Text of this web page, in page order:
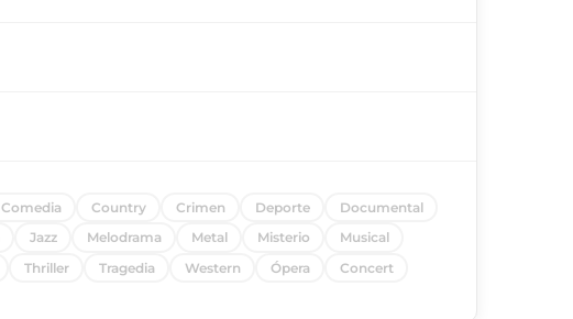
Comedia Country Crimen Deporte
Documental
Jazz Melodrama Metal Misterio
Musical
Thriller Tragedia Western Ópera
Concert